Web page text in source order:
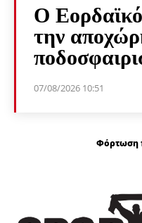
Ο
την
07/08/2026 10:51
Φόρτωση